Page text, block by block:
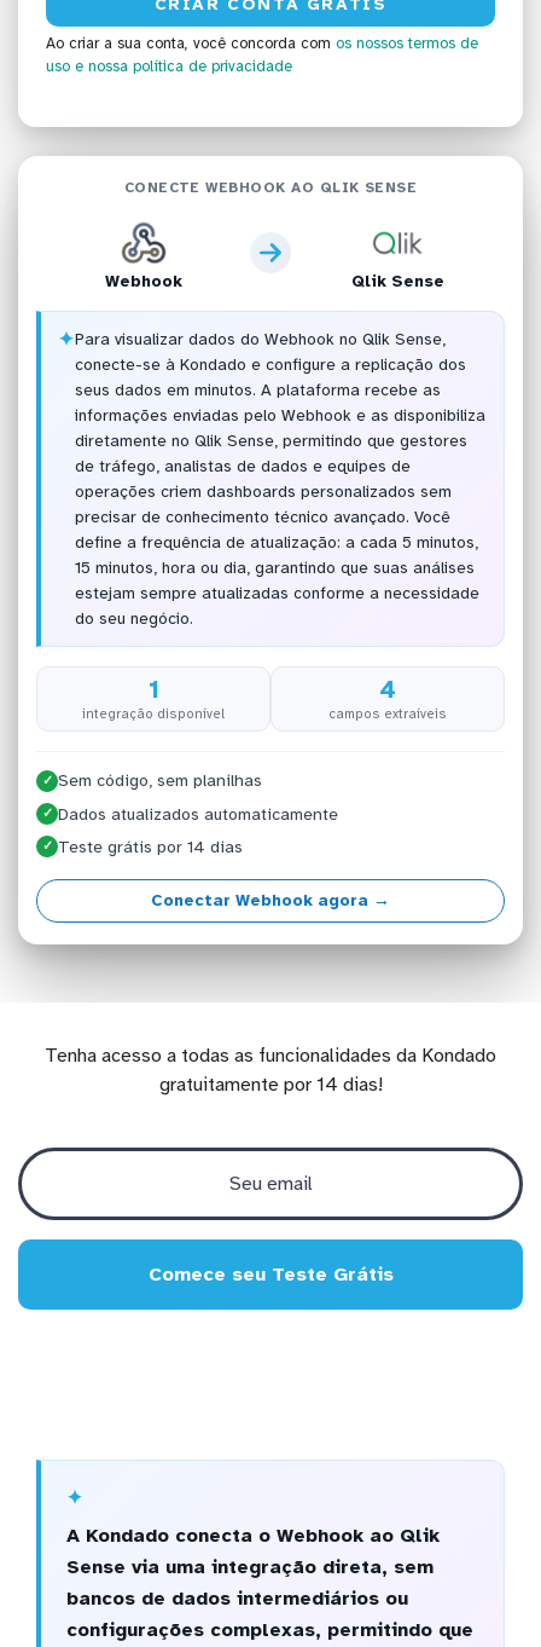
Ao criar a sua conta, você concorda com os nossos termos de
uso e nossa política de privacidade
CONECTE WEBHOOK AO QLIK SENSE
Webhook Qlik Sense
✦Para visualizar dados do Webhook no Qlik Sense,
conecte-se à Kondado e configure a replicação dos
seus dados em minutos. A plataforma recebe as
informações enviadas pelo Webhook e as disponibiliza
diretamente no Qlik Sense, permitindo que gestores
de tráfego, analistas de dados e equipes de
operações criem dashboards personalizados sem
precisar de conhecimento técnico avançado. Você
define a frequência de atualização: a cada 5 minutos,
15 minutos, hora ou dia, garantindo que suas análises
estejam sempre atualizadas conforme a necessidade
do seu negócio.
1
integração disponível
4
campos extraíveis
✓ Sem código, sem planilhas
✓ Dados atualizados automaticamente
✓ Teste grátis por 14 dias
Conectar Webhook agora →
Tenha acesso a todas as funcionalidades da Kondado
gratuitamente por 14 dias!
Comece seu Teste Grátis
A Kondado conecta o Webhook ao Qlik
Sense via uma integração direta, sem
bancos de dados intermediários ou
configurações complexas, permitindo que